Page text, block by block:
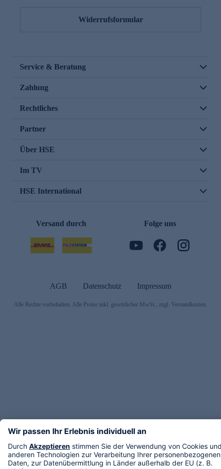
Widerrufsformular
Service & Beratung
Zahlung
Rechtliches
Partner
Über HSE
Im TV
HSE International
Versand durch Folge uns
AGB Datenschutz Impressum
Alle Rechte vorbehalten. Alle Preise inkl. gesetzlicher MwSt., zzgl. Versandkosten.